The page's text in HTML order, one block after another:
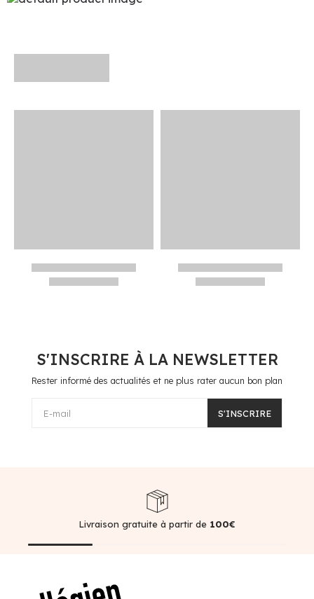
S'INSCRIRE À LA NEWSLETTER
Rester informé des actualités et ne plus rater aucun bon plan
E-mail S'INSCRIRE
Livraison gratuite à partir de 100€